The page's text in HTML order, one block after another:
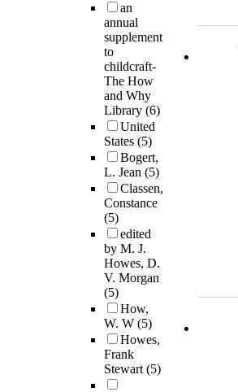
an
annual
supplement
to
childcraft-
The How
and Why
Library (6)
United
States (5)
Bogert,
L. Jean (5)
Classen,
Constance
(5)
edited
by M. J.
Howes, D.
V. Morgan
(5)
How,
W. W (5)
Howes,
Frank
Stewart(5)